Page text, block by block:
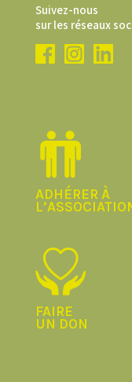
Suivez-nous
sur les réseaux
ADHÉRER À
FAIRE
UN DON